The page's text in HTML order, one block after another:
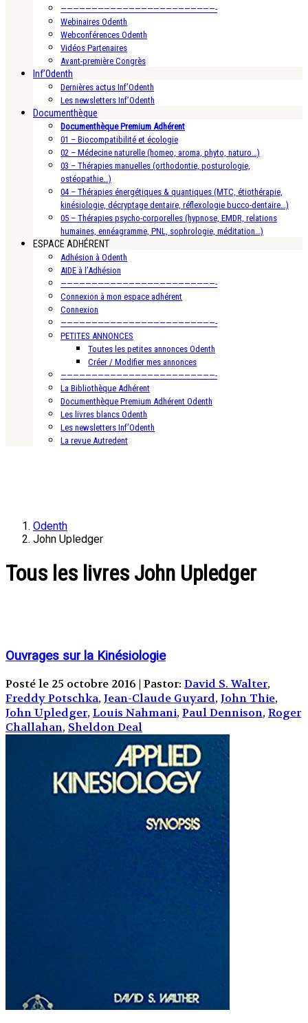
—————————————————————————-
Webinaires Odenth
Webconférences Odenth
Vidéos Partenaires
Avant-première Congrès
Inf’Odenth
Dernières actus Inf’Odenth
Les newsletters Inf’Odenth
Documenthèque
Documenthèque Premium Adhérent
01 – Biocompatibilité et écologie
02 – Médecine naturelle (homeo, aroma, phyto, naturo…)
03 – Thérapies manuelles (orthodontie, posturologie,
ostéopathie…)
04 – Thérapies énergétiques & quantiques (MTC, étiothérapie,
kinésiologie, décryptage dentaire, réflexologie bucco-dentaire…)
05 – Thérapies psycho-corporelles (hypnose, EMDR, relations
humaines, ennéagramme, PNL, sophrologie, méditation…)
ESPACE ADHÉRENT
Adhésion à Odenth
AIDE à l’Adhésion
—————————————————————————-
Connexion à mon espace adhérent
Connexion
—————————————————————————-
PETITES ANNONCES
Toutes les petites annonces Odenth
Créer / Modifier mes annonces
—————————————————————————-
La Bibliothèque Adhérent
Documenthèque Premium Adhérent Odenth
Les livres blancs Odenth
Les newsletters Inf’Odenth
La revue Autredent
Odenth
John Upledger
Tous les livres John Upledger
Ouvrages sur la Kinésiologie
Posté le 25 octobre 2016 | Pastor: David S. Walter,
Freddy Potschka, Jean-Claude Guyard, John Thie,
John Upledger, Louis Nahmani, Paul Dennison, Roger
Challahan, Sheldon Deal